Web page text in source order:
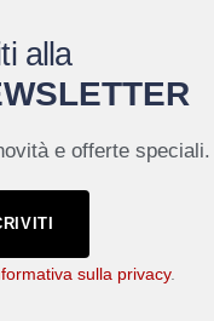
alla
e offerte speciali.
sulla privacy.